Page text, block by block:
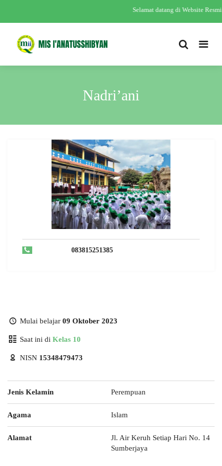
Selamat datang di Website
Nadri’ani
083815251385
Mulai belajar 09 Oktober 2023
Saat ini di Kelas 10
NISN 15348479473
Jenis Kelamin Perempuan
Agama Islam
Alamat
Jl. Air Keruh Setiap Hari No. 14
Sumberjaya